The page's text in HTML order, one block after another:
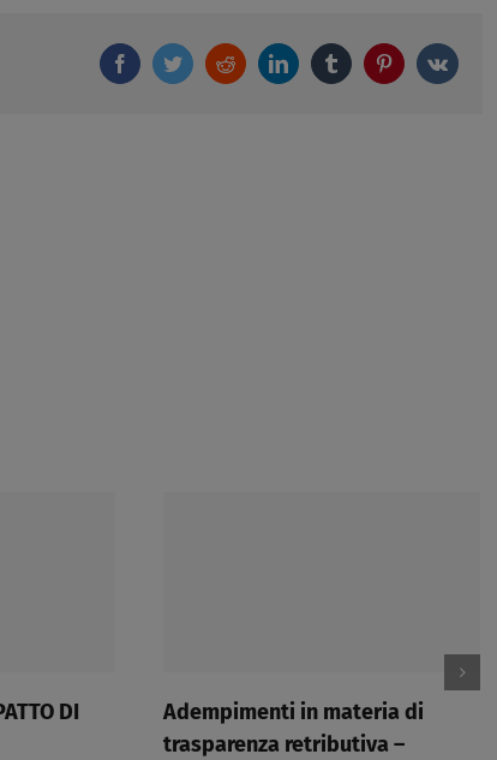
FacebookTwitterRedditLinkedInTumblr Pinterest
Vk
Adempimenti in materia di
trasparenza retributiva –